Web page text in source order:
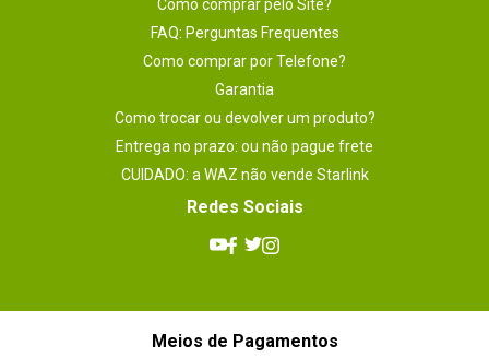
Como comprar pelo Site?
FAQ: Perguntas Frequentes
Como comprar por Telefone?
Garantia
Como trocar ou devolver um produto?
Entrega no prazo: ou não pague frete
CUIDADO: a WAZ não vende Starlink
Redes Sociais
Meios de Pagamentos